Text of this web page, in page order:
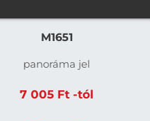
M1651
panoráma jel
7 005 Ft -tól